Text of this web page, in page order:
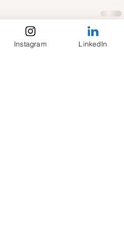
Mostra tutti
Instagram LinkedIn